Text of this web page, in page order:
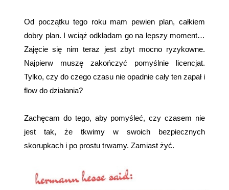
Od początku tego roku mam pewien plan, całkiem
dobry plan. I wciąż odkładam go na lepszy moment…
Zajęcie się nim teraz jest zbyt mocno ryzykowne.
Najpierw muszę zakończyć pomyślnie licencjat.
Tylko, czy do czego czasu nie opadnie cały ten zapał i
flow do działania?
Zachęcam do tego, aby pomyśleć, czy czasem nie
jest tak, że tkwimy w swoich bezpiecznych
skorupkach i po prostu trwamy. Zamiast żyć.